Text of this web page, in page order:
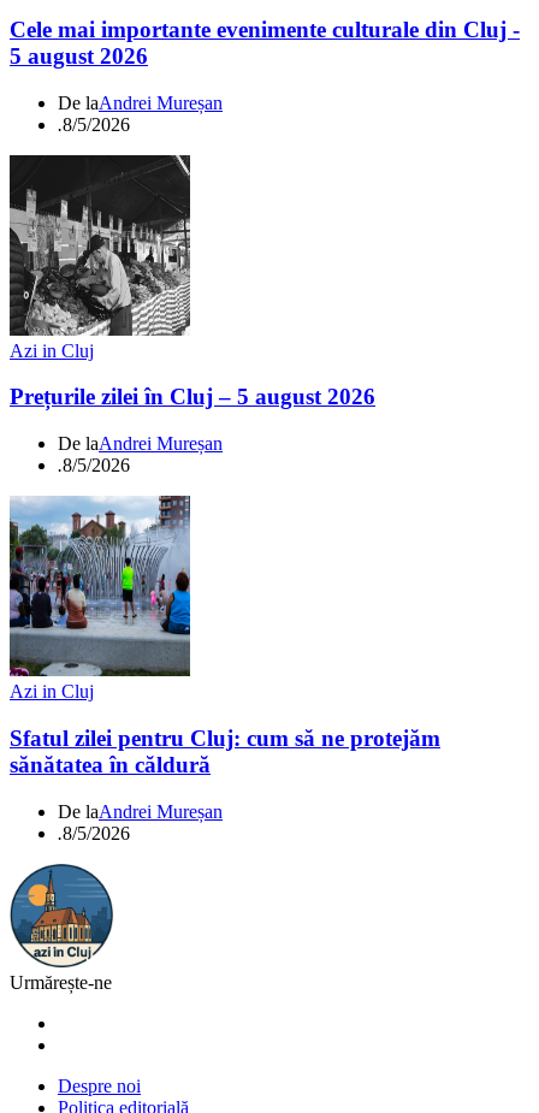
Cele mai importante evenimente culturale din Cluj -
5 august 2026
De laAndrei Mureșan
.8/5/2026
Azi in Cluj
Prețurile zilei în Cluj – 5 august 2026
De laAndrei Mureșan
.8/5/2026
Azi in Cluj
Sfatul zilei pentru Cluj: cum să ne protejăm
sănătatea în căldură
De laAndrei Mureșan
.8/5/2026
Urmărește-ne
Despre noi
Politica editorială